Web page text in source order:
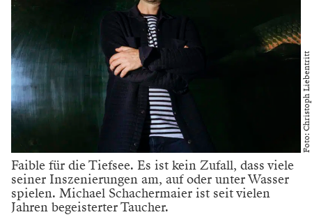
Foto: Christoph Liebentritt
Faible für die Tiefsee. Es ist kein Zufall, dass viele
seiner Inszenierungen am, auf oder unter Wasser
spielen. Michael Schachermaier ist seit vielen
Jahren begeisterter Taucher.